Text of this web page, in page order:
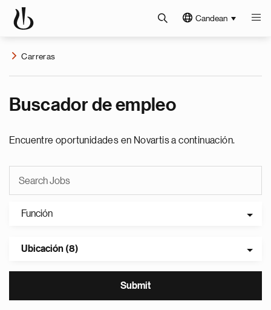
Candean
Carreras
Buscador de empleo
Encuentre oportunidades en Novartis a continuación.
Función
Ubicación (8)